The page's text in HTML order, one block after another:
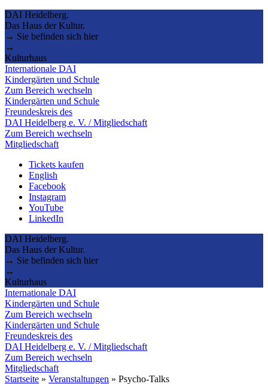
DAI Heidelberg.
Das Haus der Kultur.
→ Sie befinden sich hier
→
Kulturhaus
Internationale DAI
Kindergärten und Schule
Zum Bereich wechseln
Kindergärten und Schule
Freundeskreis des
DAI Heidelberg e. V. / Mitgliedschaft
Zum Bereich wechseln
Mitgliedschaft
Tickets kaufen
English
Facebook
Instagram
YouTube
LinkedIn
DAI Heidelberg.
Das Haus der Kultur.
→ Sie befinden sich hier
→
Kulturhaus
Internationale DAI
Kindergärten und Schule
Zum Bereich wechseln
Kindergärten und Schule
Freundeskreis des
DAI Heidelberg e. V. / Mitgliedschaft
Zum Bereich wechseln
Mitgliedschaft
Startseite » Veranstaltungen » Psycho-Talks